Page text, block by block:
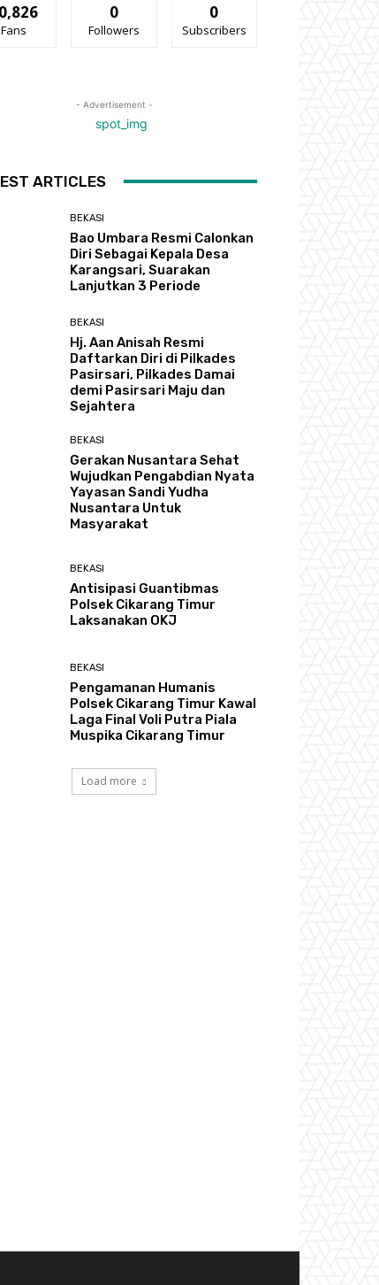
Fans
0
Followers
0
Subscribers
- Advertisement -
ARTICLES
BEKASI
Bao Umbara Resmi Calonkan
Diri Sebagai Kepala Desa
Karangsari, Suarakan
Lanjutkan 3 Periode
BEKASI
Hj. Aan Anisah Resmi
Daftarkan Diri di Pilkades
Pasirsari, Pilkades Damai
demi Pasirsari Maju dan
Sejahtera
BEKASI
Gerakan Nusantara Sehat
Wujudkan Pengabdian Nyata
Yayasan Sandi Yudha
Nusantara Untuk
Masyarakat
BEKASI
Antisipasi Guantibmas
Polsek Cikarang Timur
Laksanakan OKJ
BEKASI
Pengamanan Humanis
Polsek Cikarang Timur Kawal
Laga Final Voli Putra Piala
Muspika Cikarang Timur
Load more